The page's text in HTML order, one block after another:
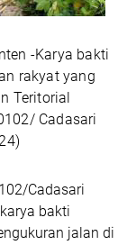
-Karya bakti
rakyat yang
Teritorial
Cadasari
Cadasari
bakti
jalan di